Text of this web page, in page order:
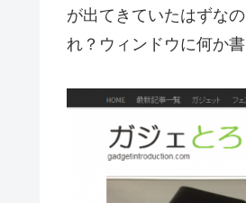
が出てきていたはずな
れ？ウィンドウに何か